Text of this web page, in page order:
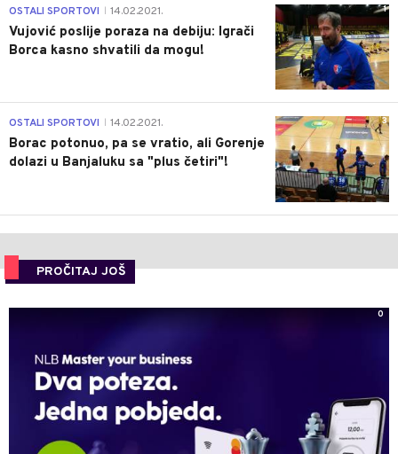
1
OSTALI SPORTOVI 14.02.2021.
Vujović poslije poraza na debiju: Igrači
Borca kasno shvatili da mogu!
3
OSTALI SPORTOVI 14.02.2021.
Borac potonuo, pa se vratio, ali Gorenje
dolazi u Banjaluku sa "plus četiri"!
PROČITAJ JOŠ
0